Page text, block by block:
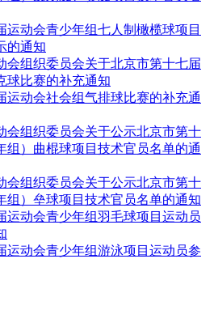
运动会青少年组七人制橄榄球项目
的通知
会组织委员会关于北京市第十七届
球比赛的补充通知
运动会社会组气排球比赛的补充通
会组织委员会关于公示北京市第十
组）曲棍球项目技术官员名单的通
会组织委员会关于公示北京市第十
组）垒球项目技术官员名单的通知
运动会青少年组羽毛球项目运动员
运动会青少年组游泳项目运动员参